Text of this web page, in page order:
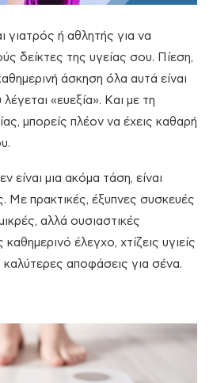
γιατρός ή αθλητής για να
δείκτες της υγείας σου. Πίεση,
άσκηση όλα αυτά είναι
«ευεξία». Και με τη
μπορείς πλέον να έχεις καθαρή
είναι μια ακόμα τάση, είναι
Με πρακτικές, έξυπνες συσκευές
αλλά ουσιαστικές
έλεγχο, χτίζεις υγιείς
καλύτερες αποφάσεις για σένα.